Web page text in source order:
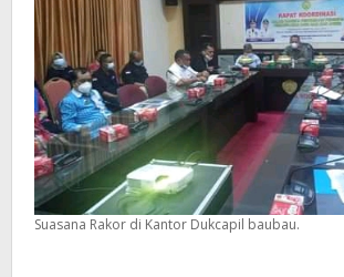
Suasana Rakor di Kantor Dukcapil baubau.